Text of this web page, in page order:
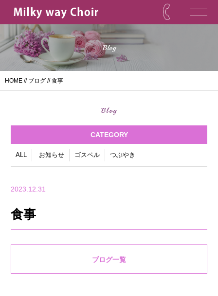
Blog
HOME // ブログ // 食事
Blog
CATEGORY
ALL お知らせ ゴスペル つぶやき
2023.12.31
食事
ブログ一覧